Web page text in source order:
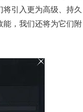
引入更为高级、持久
能，我们还将为它们附